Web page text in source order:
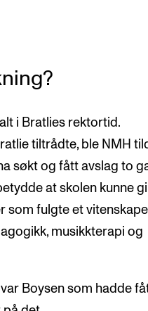
i Bratlies rektortid.
tiltrådte, ble NMH
søkt og fått avslag to
at skolen kunne gi
som fulgte et
musikkterapi og
Boysen som hadde